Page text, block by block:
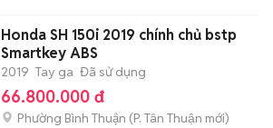
Honda SH 150i 2019 chính chủ bstp
Smartkey ABS
2019 Tay ga Đã sử dụng
66.800.000 đ
Phường Bình Thuận (P. Tân Thuận mới)